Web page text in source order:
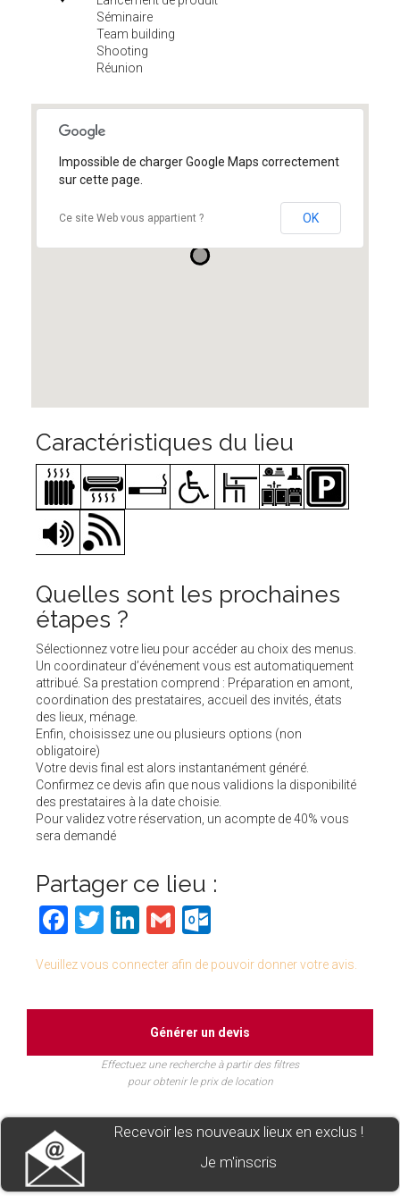
Séminaire
Team building
Shooting
Réunion
Impossible de charger Google Maps correctement
sur cette page.
Ce site Web vous appartient ? OK
Caractéristiques du lieu
Quelles sont les prochaines
étapes ?
Sélectionnez votre lieu pour accéder au choix des menus.
Un coordinateur d’événement vous est automatiquement
attribué. Sa prestation comprend : Préparation en amont,
coordination des prestataires, accueil des invités, états
des lieux, ménage.
Enfin, choisissez une ou plusieurs options (non
obligatoire)
Votre devis final est alors instantanément généré.
Confirmez ce devis afin que nous validions la disponibilité
des prestataires à la date choisie.
Pour validez votre réservation, un acompte de 40% vous
sera demandé
Partager ce lieu :
Facebook
Twitter
LinkedIn
Gmail
Veuillez vous connecter afin de pouvoir donner votre avis.
Générer un devis
Effectuez une recherche à partir des filtres
pour obtenir le prix de location
Recevoir les nouveaux lieux en exclus !
Je m'inscris